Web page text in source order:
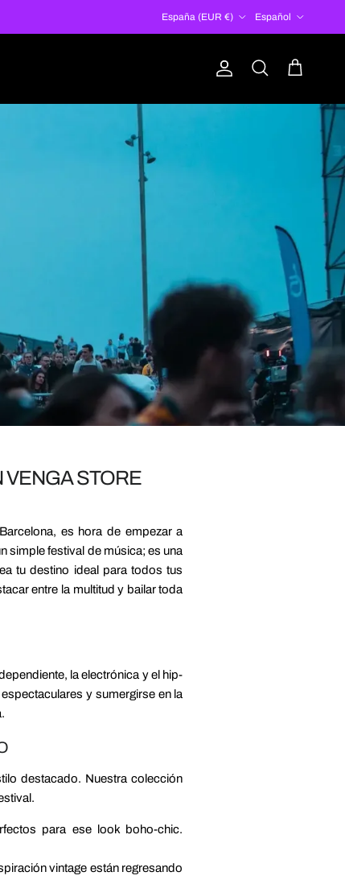
España (EUR €) Español
CuentaBuscar Carrito
VENGA STORE
​​es hora de empezar a
simple festival de música; es una
tu destino ideal para todos tus
entre la multitud y bailar toda
la electrónica y el hip-
y sumergirse en la
destacado. Nuestra colección
para ese look boho-chic.
vintage están regresando